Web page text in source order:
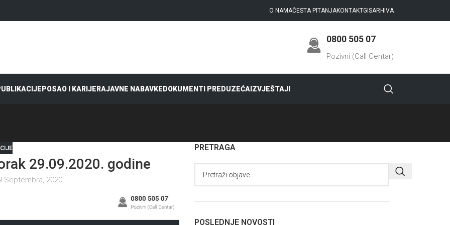
O NAMAČESTA PITANJAKONTAKTGISARHIVA
0800 505 07
Pozivni (Call Centar)
POSAO I KARIJERAJAVNE NABAVKEDOKUMENTI PREDUZEĆAIZVJEŠTAJI
29.09.2020. godine
Septembra, 2020
PRETRAGA
POSLEDNJE NOVOSTI